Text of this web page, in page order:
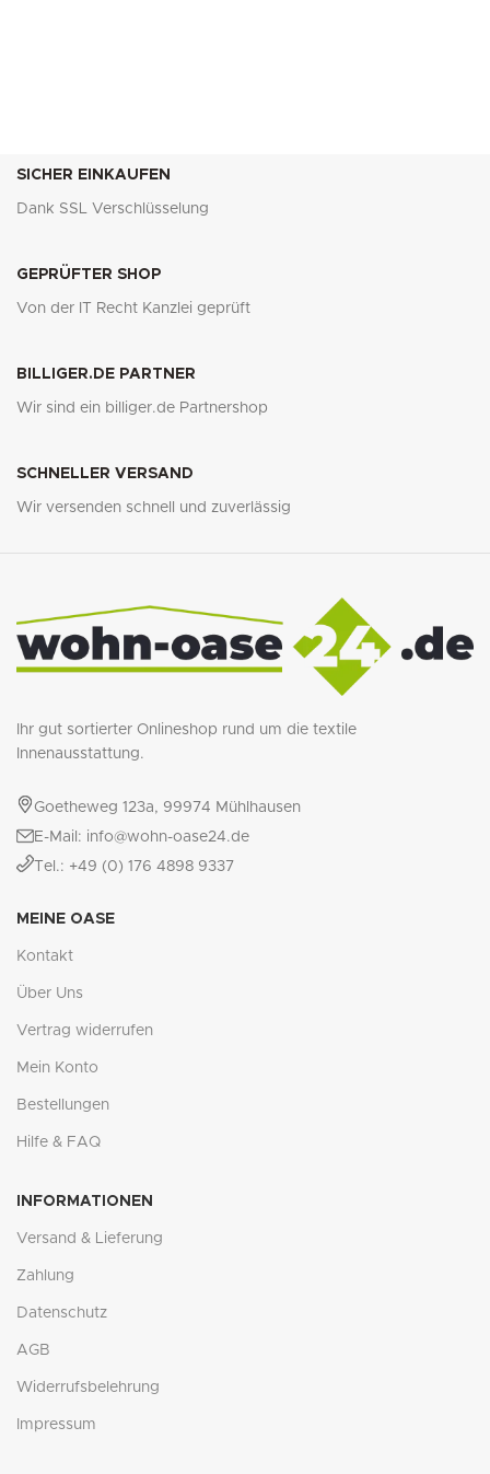
SICHER EINKAUFEN
Dank SSL Verschlüsselung
GEPRÜFTER SHOP
Von der IT Recht Kanzlei geprüft
BILLIGER.DE PARTNER
Wir sind ein billiger.de Partnershop
SCHNELLER VERSAND
Wir versenden schnell und zuverlässig
Ihr gut sortierter Onlineshop rund um die textile
Innenausstattung.
Goetheweg 123a, 99974 Mühlhausen
E-Mail: info@wohn-oase24.de
Tel.: +49 (0) 176 4898 9337
MEINE OASE
Kontakt
Über Uns
Vertrag widerrufen
Mein Konto
Bestellungen
Hilfe & FAQ
INFORMATIONEN
Versand & Lieferung
Zahlung
Datenschutz
AGB
Widerrufsbelehrung
Impressum